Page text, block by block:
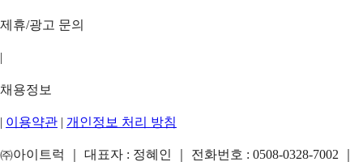
제휴/광고 문의
|
채용정보
| 이용약관 | 개인정보 처리 방침
㈜아이트럭 ｜ 대표자 : 정혜인 ｜ 전화번호 : 0508-0328-7002